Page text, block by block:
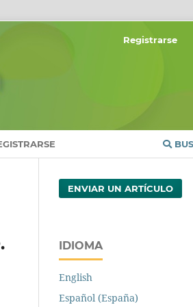
Registrarse
ENVIAR UN ARTÍCULO
IDIOMA
English
Español (España)